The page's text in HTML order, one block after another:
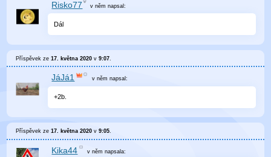
Risko77 v něm napsal:
Dál
Příspěvek ze17. května 2020 v9:07
JáJá1 v něm napsal:
+2b.
Příspěvek ze17. května 2020 v9:05
Kika44 v němnapsala: